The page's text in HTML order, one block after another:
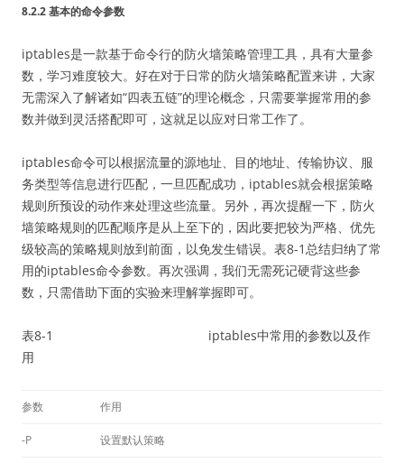
8.2.2 基本的命令参数
iptables是一款基于命令行的防火墙策略管理工具，具有大量参
数，学习难度较大。好在对于日常的防火墙策略配置来讲，大家
无需深入了解诸如“四表五链”的理论概念，只需要掌握常用的参
数并做到灵活搭配即可，这就足以应对日常工作了。
iptables命令可以根据流量的源地址、目的地址、传输协议、服
务类型等信息进行匹配，一旦匹配成功，iptables就会根据策略
规则所预设的动作来处理这些流量。另外，再次提醒一下，防火
墙策略规则的匹配顺序是从上至下的，因此要把较为严格、优先
级较高的策略规则放到前面，以免发生错误。表8-1总结归纳了常
用的iptables命令参数。再次强调，我们无需死记硬背这些参
数，只需借助下面的实验来理解掌握即可。
表8-1 iptables中常用的参数以及作
用
参数 作用
-P 设置默认策略